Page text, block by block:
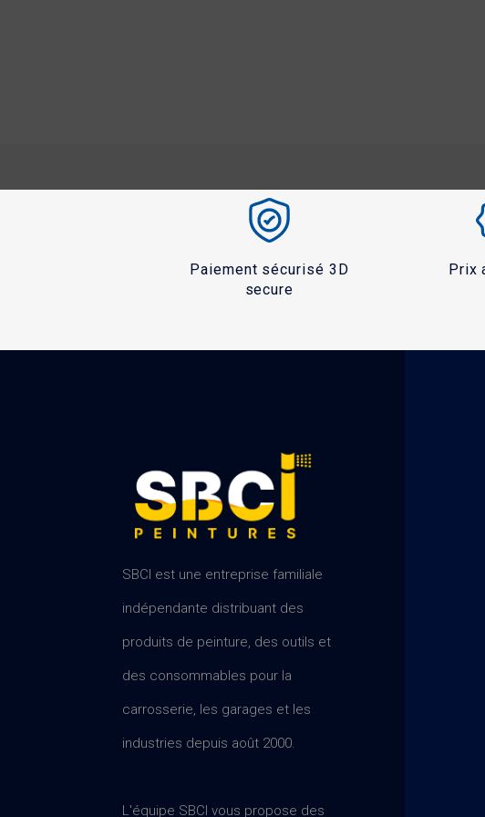
Paiement sécurisé 3D
secure
Prix
SBCI est une entreprise familiale
indépendante distribuant des
produits de peinture, des outils et
des consommables pour la
carrosserie, les garages et les
industries depuis août 2000.
L'équipe SBCI vous propose des